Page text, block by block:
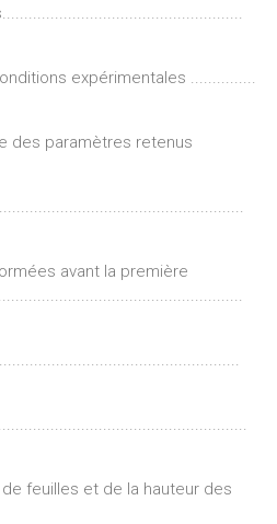
expérimentales ...............
des paramètres retenus
avant la première
feuilles et de la hauteur des